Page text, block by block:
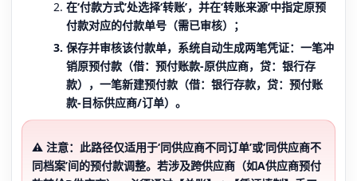
在‘付款方式’处选择‘转账’，并在‘转账来源’中指定原预
付款对应的付款单号（需已审核）；
保存并审核该付款单，系统自动生成两笔凭证：一笔冲
销原预付款（借：预付账款-原供应商，贷：银行存
款），一笔新建预付款（借：银行存款，贷：预付账
款-目标供应商/订单）。
⚠️ 注意： 此路径仅适用于‘同供应商不同订单’或‘同供应商不
同档案’间的预付款调整。若涉及跨供应商（如A供应商预付